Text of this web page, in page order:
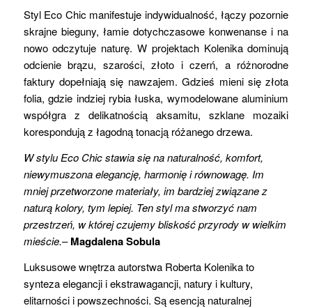
Styl Eco Chic manifestuje indywidualność, łączy pozornie
skrajne bieguny, łamie dotychczasowe konwenanse i na
nowo odczytuje naturę. W projektach Kolenika dominują
odcienie brązu, szarości, złoto i czerń, a różnorodne
faktury dopełniają się nawzajem. Gdzieś mieni się złota
folia, gdzie indziej rybia łuska, wymodelowane aluminium
współgra z delikatnością aksamitu, szklane mozaiki
korespondują z łagodną tonacją różanego drzewa.
W stylu Eco Chic stawia się na naturalność, komfort,
niewymuszona elegancję, harmonię i równowagę. Im
mniej przetworzone materiały, im bardziej związane z
naturą kolory, tym lepiej. Ten styl ma stworzyć nam
przestrzeń, w której czujemy bliskość przyrody w wielkim
mieście.–Magdalena Sobula
Luksusowe wnętrza autorstwa Roberta Kolenika to
synteza elegancji i ekstrawagancji, natury i kultury,
elitarności i powszechności. Są esencją naturalnej